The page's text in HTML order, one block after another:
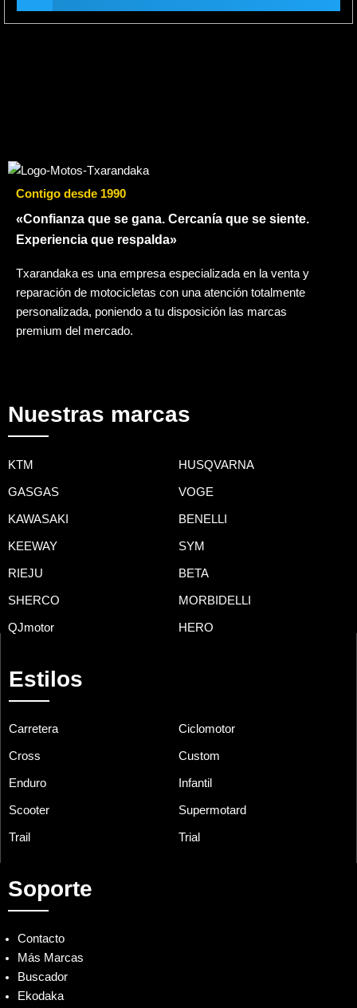
Contigo desde 1990
«Confianza que se gana. Cercanía que se siente.
Experiencia que respalda»
Txarandaka es una empresa especializada en la venta y
reparación de motocicletas con una atención totalmente
personalizada, poniendo a tu disposición las marcas
premium del mercado.
Nuestras marcas
KTM HUSQVARNA
GASGAS VOGE
KAWASAKI BENELLI
KEEWAY SYM
RIEJU BETA
SHERCO MORBIDELLI
QJmotor HERO
Estilos
Carretera Ciclomotor
Cross Custom
Enduro Infantil
Scooter Supermotard
Trail Trial
Soporte
Contacto
Más Marcas
Buscador
Ekodaka